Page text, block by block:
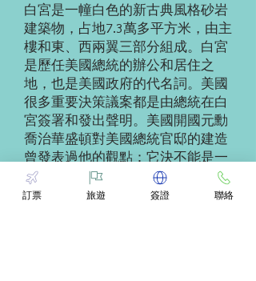
白宮是一幢白色的新古典風格砂岩
建築物，占地7.3萬多平方米，由主
樓和東、西兩翼三部分組成。白宮
是歷任美國總統的辦公和居住之
地，也是美國政府的代名詞。美國
很多重要決策議案都是由總統在白
宮簽署和發出聲明。美國開國元勳
喬治華盛頓對美國總統官邸的建造
曾發表過他的觀點：它決不能是一
座宮殿，決不能豪華，因為在這裏
工作的主人是國家僕人。
訂票 旅遊 簽證 聯絡